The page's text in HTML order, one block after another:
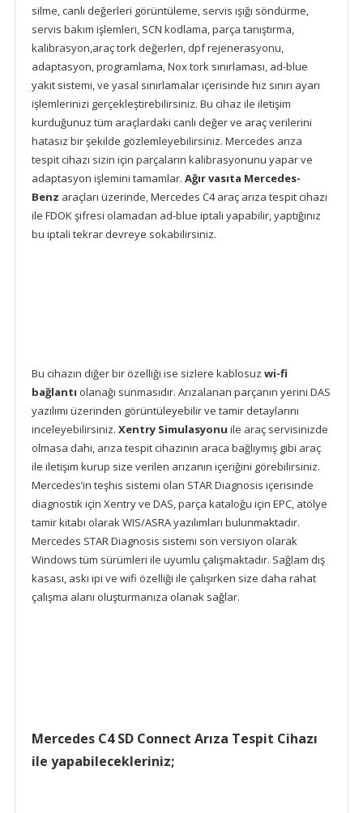
silme, canlı değerleri görüntüleme, servis ışığı söndürme,
servis bakım işlemleri, SCN kodlama, parça tanıştırma,
kalibrasyon,araç tork değerleri, dpf rejenerasyonu,
adaptasyon, programlama, Nox tork sınırlaması, ad-blue
yakıt sistemi, ve yasal sınırlamalar içerisinde hız sınırı ayarı
işlemlerinizi gerçekleştirebilirsiniz. Bu cihaz ile iletişim
kurduğunuz tüm araçlardaki canlı değer ve araç verilerini
hatasız bir şekilde gözlemleyebilirsiniz. Mercedes arıza
tespit cihazı sizin için parçaların kalibrasyonunu yapar ve
adaptasyon işlemini tamamlar. Ağır vasıta Mercedes-
Benz araçları üzerinde, Mercedes C4 araç arıza tespit cihazı
ile FDOK şifresi olamadan ad-blue iptali yapabilir, yaptığınız
bu iptali tekrar devreye sokabilirsiniz.
Bu cihazın diğer bir özelliği ise sizlere kablosuz wi-fi
bağlantı olanağı sunmasıdır. Arızalanan parçanın yerini DAS
yazılımı üzerinden görüntüleyebilir ve tamir detaylarını
inceleyebilirsiniz. Xentry Simulasyonu ile araç servisinizde
olmasa dahi, arıza tespit cihazının araca bağlıymış gibi araç
ile iletişim kurup size verilen arızanın içeriğini görebilirsiniz.
Mercedes’in teşhis sistemi olan STAR Diagnosis içerisinde
diagnostik için Xentry ve DAS, parça kataloğu için EPC, atölye
tamir kitabı olarak WIS/ASRA yazılımları bulunmaktadır.
Mercedes STAR Diagnosis sistemi son versiyon olarak
Windows tüm sürümleri ile uyumlu çalışmaktadır. Sağlam dış
kasası, askı ipi ve wifi özelliği ile çalışırken size daha rahat
çalışma alanı oluşturmanıza olanak sağlar.
Mercedes C4 SD Connect Arıza Tespit Cihazı
ile yapabilecekleriniz;